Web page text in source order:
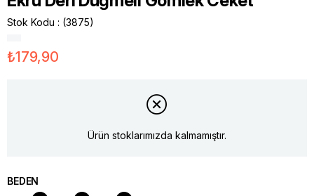
Stok Kodu (3875)
₺179,90
Ürün stoklarımızda kalmamıştır.
BEDEN